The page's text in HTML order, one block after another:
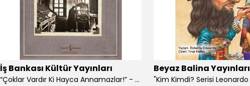
İş Bankası Kültür Yayınları
“Çoklar Vardır Ki Hayca Annamazlar!” - Gazanfer İbar
Beyaz Balina Yayınları